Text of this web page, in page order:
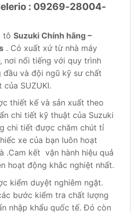
: 09269-28004-
tô Suzuki Chính hãng –
. Có xuất xứ từ nhà máy
nơi nổi tiếng với quy trình
đầu và đội ngũ kỹ sư chất
SUZUKI.
thiết kế và sản xuất theo
chi tiết kỹ thuật của Suzuki
chi tiết được chăm chút tỉ
xe của bạn luôn hoạt
.Cam kết vận hành hiệu quả
hoạt động khắc nghiệt nhất.
kiểm duyệt nghiêm ngặt.
bước kiểm tra chất lượng
nhập khẩu quốc tế. Đó còn